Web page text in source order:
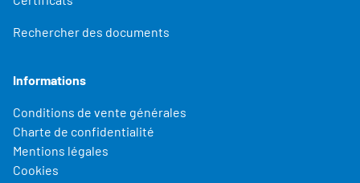
Rechercher des documents
Informations
Conditions de vente générales
Charte de confidentialité
Mentions légales
Cookies